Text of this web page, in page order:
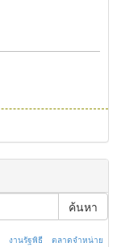
ค้นหา
งานรัฐพิธี
ตลาดจำหน่าย